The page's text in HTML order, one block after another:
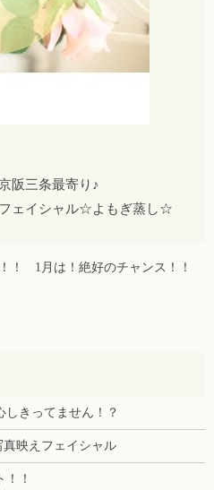
阪三条最寄り♪
ェイシャル☆よもぎ蒸し☆
！ 1月は！絶好のチャンス！！
しきってません！？
映えフェイシャル
！